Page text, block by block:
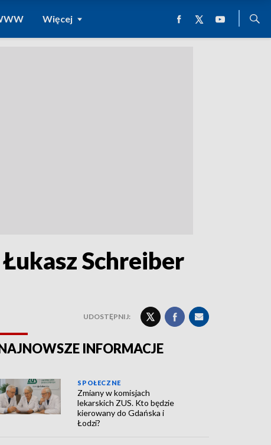
Więcej
Schreiber
UDOSTĘPNIJ:
INFORMACJE
SPOŁECZNE
Zmiany w komisjach
lekarskich ZUS. Kto będzie
kierowany do Gdańska i
Łodzi?